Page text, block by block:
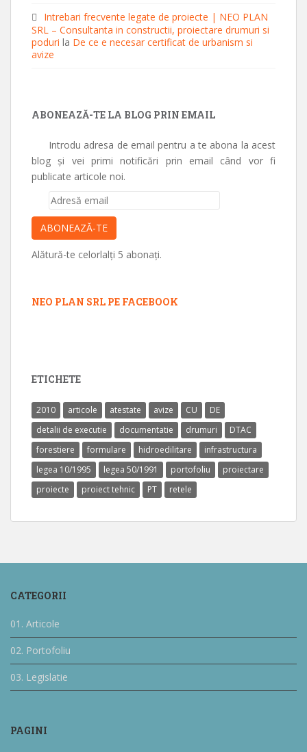
Intrebari frecvente legate de proiecte | NEO PLAN
SRL – Consultanta in constructii, proiectare drumuri si
poduri la De ce e necesar certificat de urbanism si
avize
ABONEAZĂ-TE LA BLOG PRIN EMAIL
Introdu adresa de email pentru a te abona la acest
blog și vei primi notificări prin email când vor fi
publicate articole noi.
Adresă
email
ABONEAZĂ-TE
Alătură-te celorlalți 5 abonați.
NEO PLAN SRL PE FACEBOOK
ETICHETE
2010 articole atestate avize CU
DE
detalii de executie
documentatie drumuri
DTAC
forestiere
formulare hidroedilitare
infrastructura
legea 10/1995
legea 50/1991 portofoliu
proiectare
proiecte
proiect tehnic PT retele
CATEGORII
01. Articole
02. Portofoliu
03. Legislatie
PAGINI